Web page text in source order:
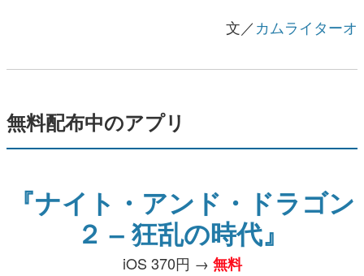
文／カムライターオ
無料配布中のアプリ
『ナイト・アンド・ドラゴン
２ – 狂乱の時代』
iOS 370円 → 無料